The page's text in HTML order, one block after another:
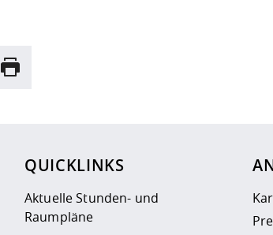
Drucken
QUICKLINKS
Aktuelle Stunden- und
Raumpläne